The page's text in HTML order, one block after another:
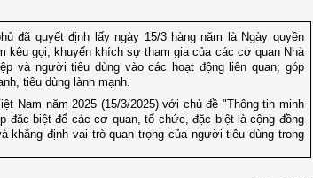
đã quyết định lấy ngày 15/3 hàng năm là Ngày quyền
kêu gọi, khuyến khích sự tham gia của các cơ quan Nhà
và người tiêu dùng vào các hoạt động liên quan; góp
tiêu dùng lành mạnh.
Nam năm 2025 (15/3/2025) với chủ đề "Thông tin minh
đặc biệt để các cơ quan, tổ chức, đặc biệt là cộng đồng
khẳng định vai trò quan trọng của người tiêu dùng trong